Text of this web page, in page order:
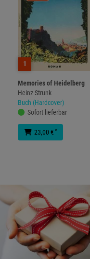
1
Memories of Heidelberg
Heinz Strunk
Buch (Hardcover)
Sofort lieferbar
23,00 € *